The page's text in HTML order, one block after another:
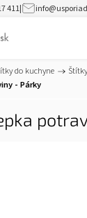
411|
do kuchyne /
- Párky